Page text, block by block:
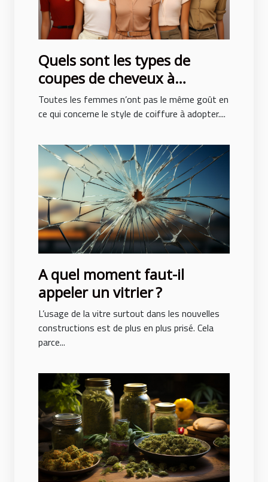
Quels sont les types de
coupes de cheveux à
adopter pour ne pas subir de
traumatisme ?
Toutes les femmes n’ont pas le même goût en
ce qui concerne le style de coiffure à adopter....
A quel moment faut-il
appeler un vitrier ?
L’usage de la vitre surtout dans les nouvelles
constructions est de plus en plus prisé. Cela
parce...